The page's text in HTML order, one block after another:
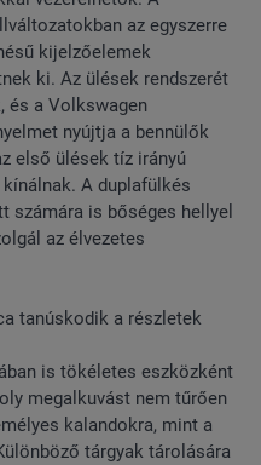
az egyszerre
kijelzőelemek
ki. Az ülések rendszerét
és a Volkswagen
nyújtja a bennülők
első ülések tíz irányú
A duplafülkés
számára is bőséges hellyel
az élvezetes
tanúskodik a részletek
is tökéletes eszközként
megalkuvást nem tűrően
kalandokra, mint a
tárgyak tárolására